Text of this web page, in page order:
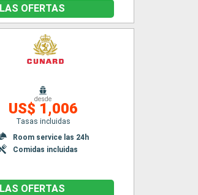
OFERTAS
desde
US$ 1,006
Tasas incluidas
Room service las 24h
Comidas incluidas
OFERTAS